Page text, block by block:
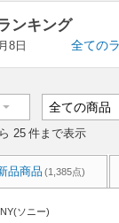
ンキング
8日 全ての
25 件まで表示
品商品 (1,385点)
ソニー)